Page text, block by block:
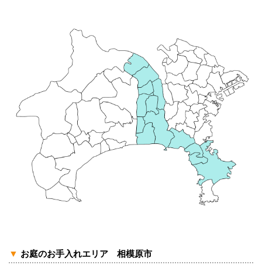
▼ お庭のお手入れエリア 相模原市